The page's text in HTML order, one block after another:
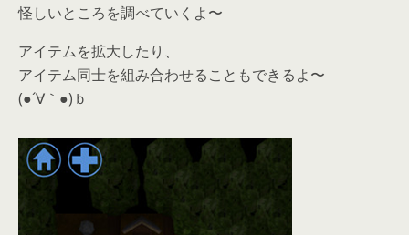
怪しいところを調べていくよ〜
アイテムを拡大したり、
アイテム同士を組み合わせることもできるよ〜
(●´∀｀●)ｂ